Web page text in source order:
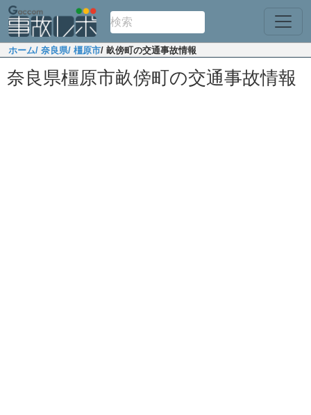
ホーム/ 奈良県/ 橿原市/ 畝傍町の交通事故情報
奈良県橿原市畝傍町の交通事故情報